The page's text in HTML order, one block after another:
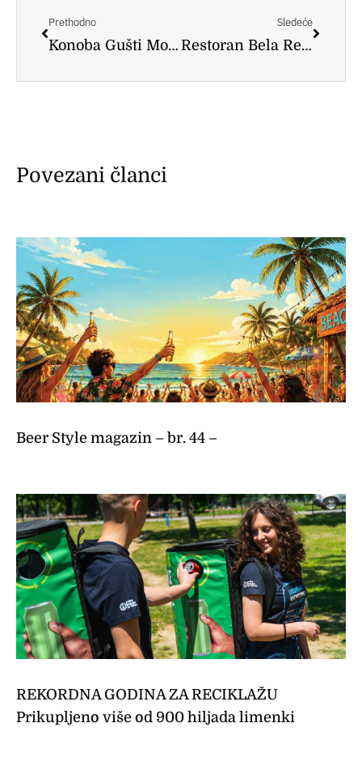
Prethodno
Konoba Gušti Mora
Sledeće
Restoran Bela Reka
Povezani članci
Beer Style magazin – br. 44 –
REKORDNA GODINA ZA RECIKLAŽU
Prikupljeno više od 900 hiljada limenki